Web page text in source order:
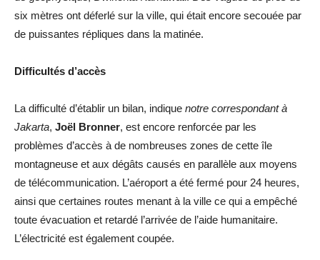
six mètres ont déferlé sur la ville, qui était encore secouée par
de puissantes répliques dans la matinée.
Difficultés d’accès
La difficulté d’établir un bilan, indique notre correspondant à
Jakarta, Joël Bronner, est encore renforcée par les
problèmes d’accès à de nombreuses zones de cette île
montagneuse et aux dégâts causés en parallèle aux moyens
de télécommunication. L’aéroport a été fermé pour 24 heures,
ainsi que certaines routes menant à la ville ce qui a empêché
toute évacuation et retardé l’arrivée de l’aide humanitaire.
L’électricité est également coupée.